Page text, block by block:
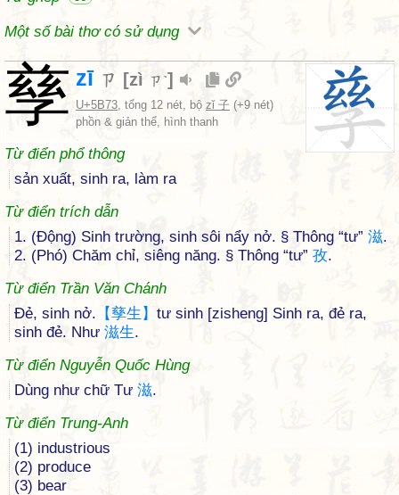
Một số bài thơ có sử dụng
孳 zī ㄗ [zì ㄗˋ]
U+5B73, tổng 12 nét, bộ zǐ 子 (+9 nét)
phồn & giản thể, hình thanh
Từ điển phổ thông
sản xuất, sinh ra, làm ra
Từ điển trích dẫn
1. (Động) Sinh trường, sinh sôi nẩy nở. § Thông “tư” 滋.
2. (Phó) Chăm chỉ, siêng năng. § Thông “tư” 孜.
Từ điển Trần Văn Chánh
Đẻ, sinh nở. 【孳生 】 tư sinh [zisheng] Sinh ra, đẻ ra,
sinh đẻ. Như 滋生.
Từ điển Nguyễn Quốc Hùng
Dùng như chữ Tư 滋.
Từ điển Trung-Anh
(1) industrious
(2) produce
(3) bear